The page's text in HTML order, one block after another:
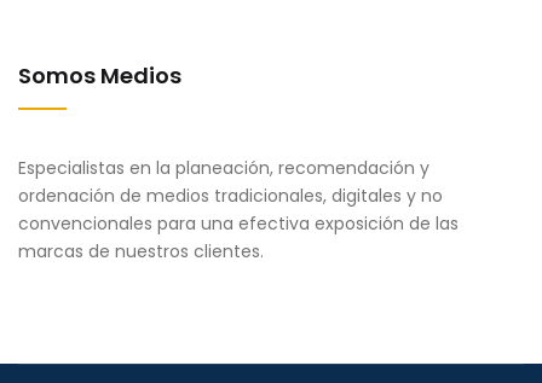
Somos Medios
Especialistas en la planeación, recomendación y
ordenación de medios tradicionales, digitales y no
convencionales para una efectiva exposición de las
marcas de nuestros clientes.